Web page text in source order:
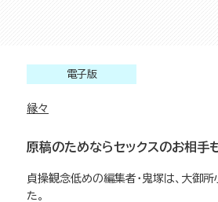
電子版
縁々
原稿のためならセックスのお相手
貞操観念低めの編集者・鬼塚は、大御
た。